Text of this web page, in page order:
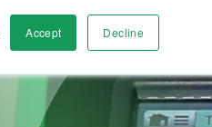
Accept Decline